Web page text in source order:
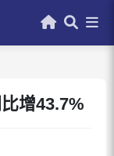
增43.7%